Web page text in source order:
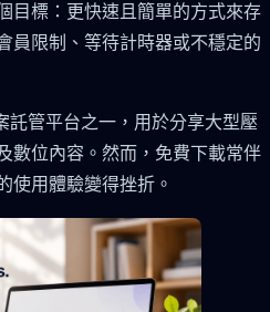
目標：更快速且簡單的方式來存
員限制、等待計時器或不穩定的
託管平台之一，用於分享大型壓
數位內容。然而，免費下載常伴
使用體驗變得挫折。